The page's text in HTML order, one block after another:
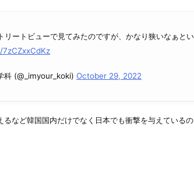
リートビューで見てみたのですが、かなり狭いなぁと
科 (@_imyour_koki) October 29, 2022
るなど韓国国内だけでなく日本でも衝撃を与えている